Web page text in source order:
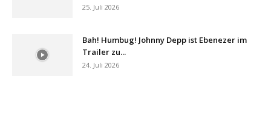
25. Juli 2026
Bah! Humbug! Johnny Depp ist Ebenezer im
Trailer zu...
24. Juli 2026